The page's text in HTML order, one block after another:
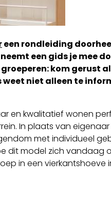
een rondleiding
neemt een gids je mee
kom gerust
niet alleen te
en kwalitatief wonen
In plaats van
met individueel
dit model zich
in een vierkantshoeve